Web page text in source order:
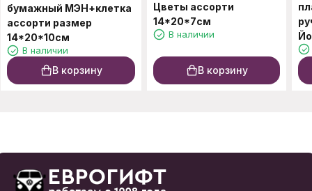
бумажный МЭН+клетка
ассорти размер
14*20*10см
В наличии
В корзину
Цветы ассорти
14*20*7см
В наличии
В корзину